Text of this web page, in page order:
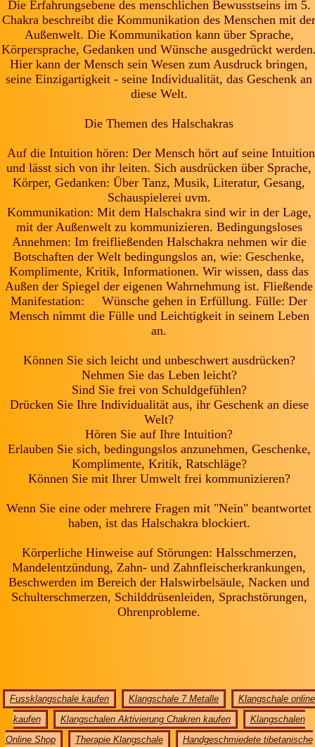
Die Erfahrungsebene des menschlichen Bewusstseins im 5.
Chakra beschreibt die Kommunikation des Menschen mit der
Außenwelt. Die Kommunikation kann über Sprache,
Körpersprache, Gedanken und Wünsche ausgedrückt
Hier kann der Mensch sein Wesen zum Ausdruck bringen,
seine Einzigartigkeit - seine Individualität, das Geschenk an
diese Welt.
Die Themen des Halschakras
Auf die Intuition hören: Der Mensch hört auf seine Intuition
und lässt sich von ihr leiten. Sich ausdrücken über Sprache,
Körper, Gedanken: Über Tanz, Musik, Literatur, Gesang,
Schauspielerei uvm.
Kommunikation: Mit dem Halschakra sind wir in der Lage,
mit der Außenwelt zu kommunizieren. Bedingungsloses
Annehmen: Im freifließenden Halschakra nehmen wir die
Botschaften der Welt bedingungslos an, wie: Geschenke,
Komplimente, Kritik, Informationen. Wir wissen, dass das
Außen der Spiegel der eigenen Wahrnehmung ist. Fließende
Manifestation: Wünsche gehen in Erfüllung. Fülle: Der
Mensch nimmt die Fülle und Leichtigkeit in seinem Leben
an.
Können Sie sich leicht und unbeschwert ausdrücken?
Nehmen Sie das Leben leicht?
Sind Sie frei von Schuldgefühlen?
Drücken Sie Ihre Individualität aus, ihr Geschenk an diese
Welt?
Hören Sie auf Ihre Intuition?
Erlauben Sie sich, bedingungslos anzunehmen, Geschenke,
Komplimente, Kritik, Ratschläge?
Können Sie mit Ihrer Umwelt frei kommunizieren?
Wenn Sie eine oder mehrere Fragen mit "Nein" beantwortet
haben, ist das Halschakra blockiert.
Körperliche Hinweise auf Störungen: Halsschmerzen,
Mandelentzündung, Zahn- und Zahnfleischerkrankungen,
Beschwerden im Bereich der Halswirbelsäule, Nacken und
Schulterschmerzen, Schilddrüsenleiden, Sprachstörungen,
Ohrenprobleme.
Fussklangschale kaufen Klangschale 7 Metalle
Klangschale online
kaufen
Klangschalen Aktivierung Chakren kaufen
Klangschalen
Online Shop
Therapie Klangschale Handgeschmiedete tibetanische